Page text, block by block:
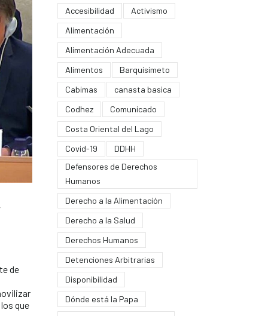
de
que
Accesibilidad
Activismo
Alimentación
Alimentación Adecuada
Alimentos
Barquisimeto
Cabimas
canasta basica
Codhez
Comunicado
Costa Oriental del Lago
Covid-19
DDHH
Defensores de Derechos
Humanos
Derecho a la Alimentación
Derecho a la Salud
Derechos Humanos
Detenciones Arbitrarias
Disponibilidad
Dónde está la Papa